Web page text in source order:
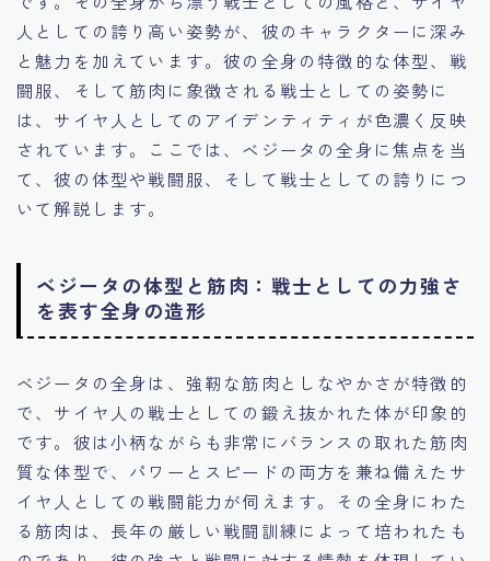
人としての誇り高い姿勢が、彼のキャラクターに深み
と魅力を加えています。彼の全身の特徴的な体型、戦
闘服、そして筋肉に象徴される戦士としての姿勢に
は、サイヤ人としてのアイデンティティが色濃く反映
されています。ここでは、ベジータの全身に焦点を当
て、彼の体型や戦闘服、そして戦士としての誇りにつ
いて解説します。
ベジータの体型と筋肉：戦士としての力強さ
を表す全身の造形
ベジータの全身は、強靭な筋肉としなやかさが特徴的
で、サイヤ人の戦士としての鍛え抜かれた体が印象的
です。彼は小柄ながらも非常にバランスの取れた筋肉
質な体型で、パワーとスピードの両方を兼ね備えたサ
イヤ人としての戦闘能力が伺えます。その全身にわた
る筋肉は、長年の厳しい戦闘訓練によって培われたも